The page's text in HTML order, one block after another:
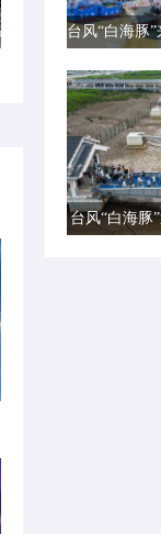
台风“白海豚